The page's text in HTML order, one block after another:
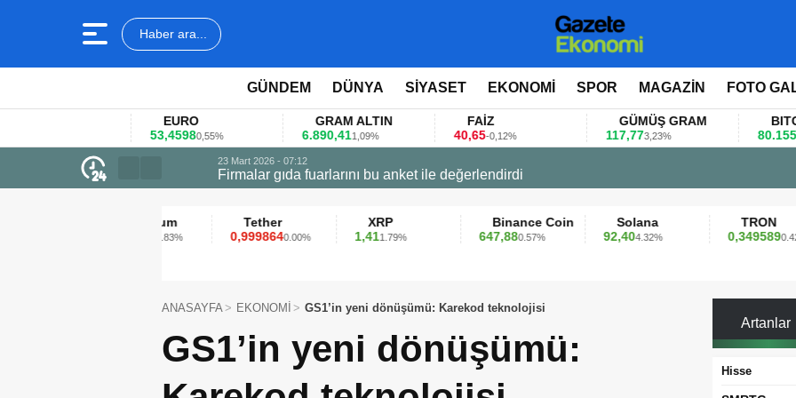
Haber ara...
GÜNDEM DÜNYA SİYASET EKONOMİ SPOR MAGAZİN FOTO
EURO
53,4598 0,55%
GRAM ALTIN
6.890,41
1,09% -0,12%
GÜMÜŞ GRAM
3,23%
BITCOIN
80.155,00
0,36%
23 Mart 2026 - 07:12
Firmalar gıda fuarlarını bu anket ile değerlendirdi
0,999864
0.00%
1,41
Binance Coin
0.57%
Solana
4.32% 0.42%
ANASAYFA EKONOMİ GS1’in yeni dönüşümü: Karekod teknolojisi
GS1’in yeni dönüşümü:
Artanlar
Hisse